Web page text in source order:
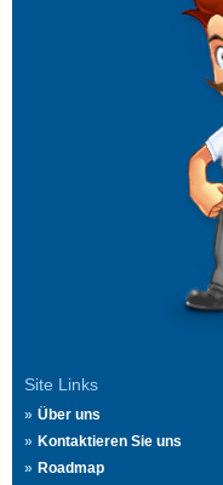
Site Links
Über uns
Kontaktieren Sie uns
Roadmap